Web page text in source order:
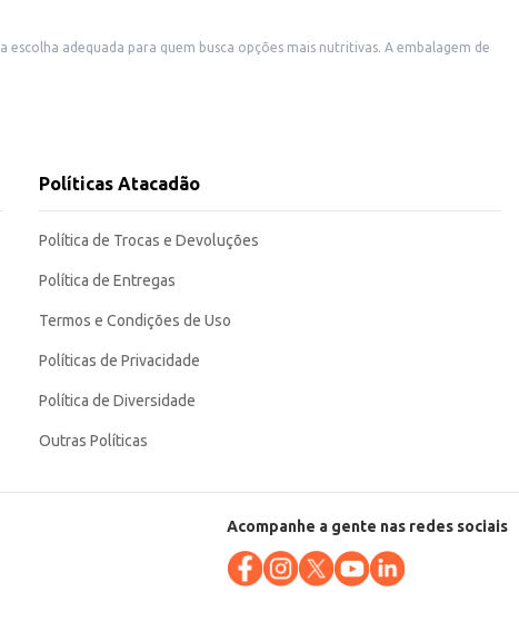
Sua embalagem de 420g garante um bom rendimento, tornando-o uma
Políticas Atacadão
Política de Trocas e Devoluções
Política de Entregas
Termos e Condições de Uso
Políticas de Privacidade
Política de Diversidade
Outras Políticas
Acompanhe a gente nas redes sociais